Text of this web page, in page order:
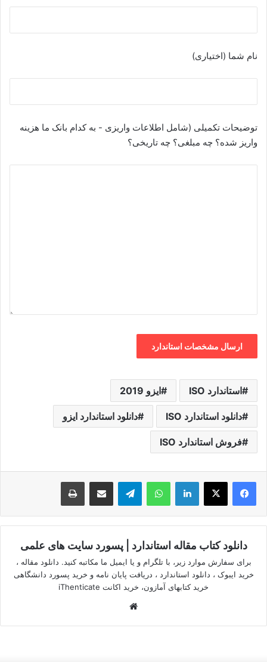
نام شما (اختیاری)
توضیحات تکمیلی (شامل اطلاعات واریزی - به کدام بانک ما هزینه
واریز شده؟ چه مبلغی؟ چه تاریخی؟
استاندارد ISO ایزو 2019
دانلود استاندارد ISO دانلود استاندارد ایزو
فروش استاندارد ISO
لینکدین واتس آپ تلگرام اشتراک گذاری از طریق ایمیل چاپ
دانلود کتاب مقاله استاندارد | پسورد سایت های علمی
برای سفارش موارد زیر، با تلگرام و یا ایمیل ما مکاتبه کنید. دانلود مقاله ،
خرید ایبوک ، دانلود استاندارد ، دریافت پایان نامه و خرید پسورد دانشگاهی
خرید کتابهای آمازون، خرید اکانت iThenticate